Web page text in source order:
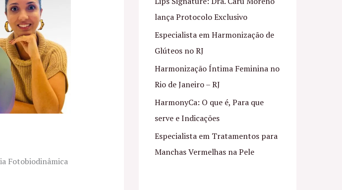
Fotobiodinâmica
lança Protocolo Exclusivo
Especialista em Harmonização de
Glúteos no RJ
Harmonização Íntima Feminina no
Rio de Janeiro – RJ
HarmonyCa: O que é, Para que
serve e Indicações
Especialista em Tratamentos para
Manchas Vermelhas na Pele